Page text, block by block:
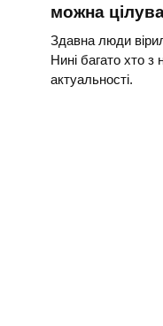
можна
Здавна люди
Нині багато хто з
актуальності.